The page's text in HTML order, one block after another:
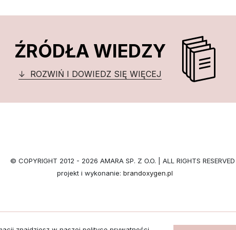
ŹRÓDŁA WIEDZY
ROZWIŃ I DOWIEDZ SIĘ WIĘCEJ
© COPYRIGHT 2012 - 2026 AMARA SP. Z O.O. | ALL RIGHTS RESERVED |
projekt i wykonanie: brandoxygen.pl